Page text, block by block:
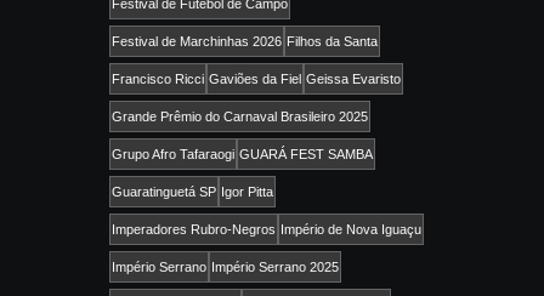
Festival de Futebol de Campo
Festival de Marchinhas 2026 Filhos da Santa
Francisco Ricci Gaviões da Fiel Geissa Evaristo
Grande Prêmio do Carnaval Brasileiro 2025
Grupo Afro Tafaraogi GUARÁ FEST SAMBA
Guaratinguetá SP Igor Pitta
Imperadores Rubro-Negros Império de Nova Iguaçu
Império Serrano Império Serrano 2025